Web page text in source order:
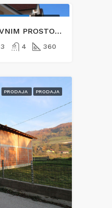
KUĆA SA GARAŽOM I POSLOVNIM PROSTOROM- AZIĆI
3 4 360
PRODAJA PRODAJA